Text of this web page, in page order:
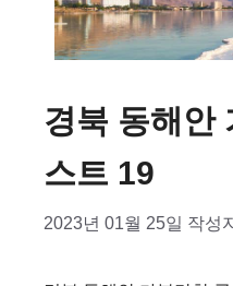
경북 동해안
스트 19
2023년 01월 25일 작성